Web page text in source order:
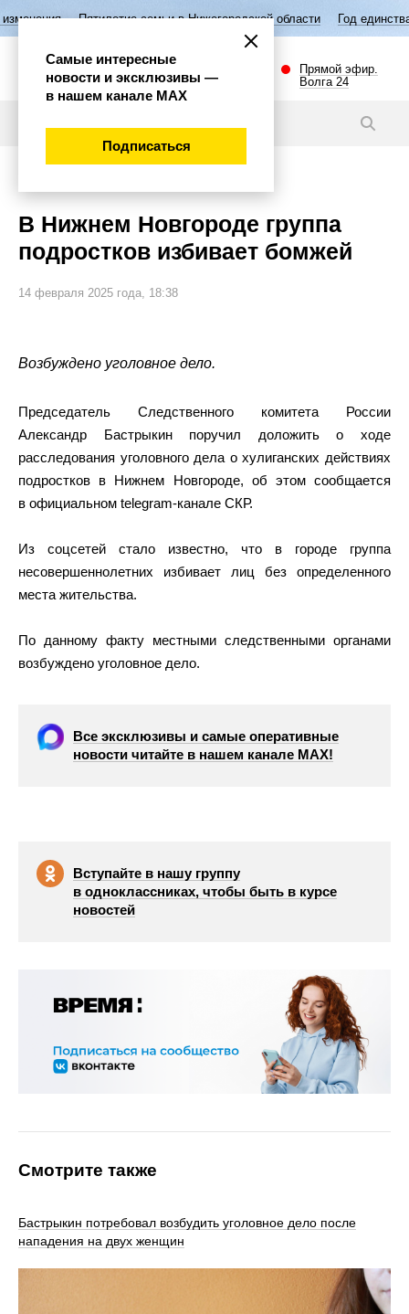
семьи в Нижегородской области Год единства народов
Прямой эфир.
Волга 24
В Нижнем Новгороде группа
подростков избивает бомжей
14 февраля 2025 года, 18:38
Возбуждено уголовное дело.
Председатель Следственного комитета России
Александр Бастрыкин поручил доложить о ходе
расследования уголовного дела о хулиганских действиях
подростков в Нижнем Новгороде, об этом сообщается
в официальном telegram-канале СКР.
Из соцсетей стало известно, что в городе группа
несовершеннолетних избивает лиц без определенного
места жительства.
По данному факту местными следственными органами
возбуждено уголовное дело.
Все эксклюзивы и самые оперативные
новости читайте в нашем канале МАХ!
Вступайте в нашу группу
в одноклассниках, чтобы быть в курсе
новостей
Смотрите также
Бастрыкин потребовал возбудить уголовное дело после
нападения на двух женщин
Самые интересные
новости и эксклюзивы —
в нашем канале МАХ
Подписаться